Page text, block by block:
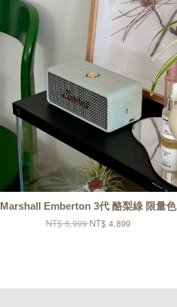
Marshall Emberton 3代 酪梨綠 限量色
NT$ 6,999NT$ 4,899